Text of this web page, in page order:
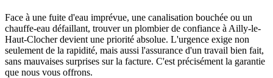
Face à une fuite d'eau imprévue, une canalisation bouchée ou un
chauffe-eau défaillant, trouver un plombier de confiance à Ailly-le-
Haut-Clocher devient une priorité absolue. L'urgence exige non
seulement de la rapidité, mais aussi l'assurance d'un travail bien fait,
sans mauvaises surprises sur la facture. C'est précisément la garantie
que nous vous offrons.